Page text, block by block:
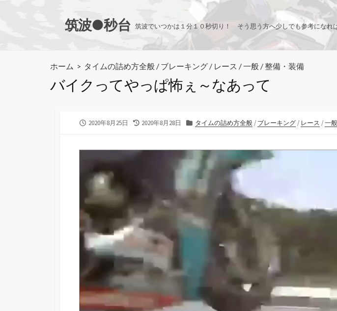
筑波●秒台 筑波でいつかは１分１０秒切り！ そう思う方へ少しでも参考になれ
ホーム > タイムの詰め方全般 / ブレーキング / レース /一般 /整備・装備
バイクってやっぱ怖ぇ～なあって
公
2020年8月25日
最
新
2020年8月28日
カ
リ
タイムの詰め方全般/ブレーキング/ レース /一般